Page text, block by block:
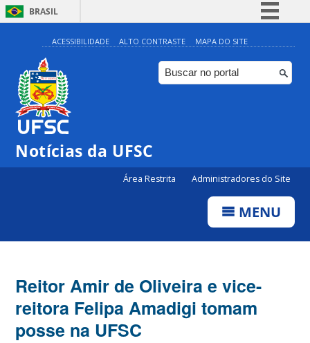
BRASIL
Simplifique!
Comunica BR
Participe
ACESSIBILIDADE ALTO CONTRASTE MAPA DO SITE
Notícias da UFSC
Área Restrita Administradores do Site
MENU
Reitor Amir de Oliveira e vice-
reitora Felipa Amadigi tomam
posse na UFSC